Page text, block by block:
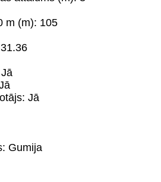
m (m): 105
Jā
Gumija